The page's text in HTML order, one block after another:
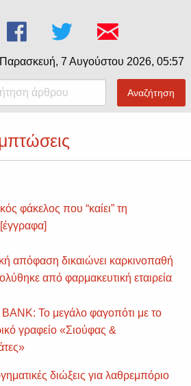
Παρασκευή, 7 Αυγούστου 2026, 05:57
Αναζήτηση
φάκελος που “καίει” τη
απόφαση δικαιώνει καρκινοπαθή
από φαρμακευτική εταιρεία
Το μεγάλο φαγοπότι με το
γραφείο «Σιούφας &
διώξεις για λαθρεμπόριο